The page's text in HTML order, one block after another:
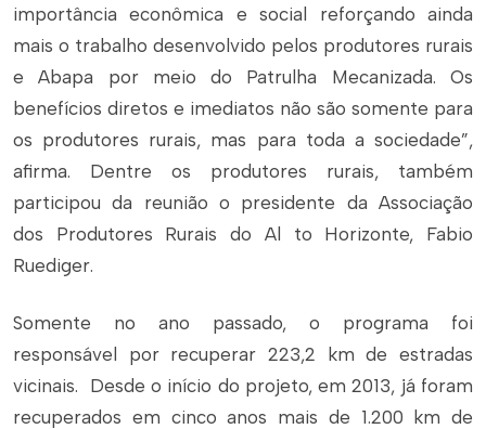
importância econômica e social reforçando ainda
mais o trabalho desenvolvido pelos produtores rurais
e Abapa por meio do Patrulha Mecanizada. Os
benefícios diretos e imediatos não são somente para
os produtores rurais, mas para toda a sociedade”,
afirma. Dentre os produtores rurais, também
participou da reunião o presidente da Associação
dos Produtores Rurais do Al to Horizonte, Fabio
Ruediger.
Somente no ano passado, o programa foi
responsável por recuperar 223,2 km de estradas
vicinais. Desde o início do projeto, em 2013, já foram
recuperados em cinco anos mais de 1.200 km de